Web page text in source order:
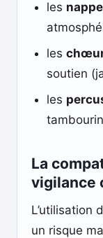
les
les
soutien
les
La
vigilance
L’utilisation
un risque